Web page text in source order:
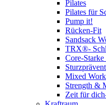
Pilates
Pilates für
Pump it!
Rücken-Fit
Sandsack
TRX®-
Core-
Mixed
Strength &
Zeit für